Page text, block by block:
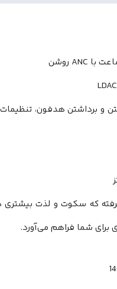
برداشتن هدفون، تنظیمات
که سکوت و لذت
برای شما فراهم می‌آورد.